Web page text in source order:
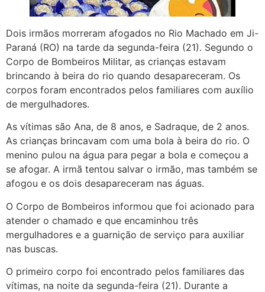
Dois irmãos morreram afogados no Rio Machado em Ji-
Paraná (RO) na tarde da segunda-feira (21). Segundo o
Corpo de Bombeiros Militar, as crianças estavam
brincando à beira do rio quando desapareceram. Os
corpos foram encontrados pelos familiares com auxílio
de mergulhadores.
As vítimas são Ana, de 8 anos, e Sadraque, de 2 anos.
As crianças brincavam com uma bola à beira do rio. O
menino pulou na água para pegar a bola e começou a
se afogar. A irmã tentou salvar o irmão, mas também se
afogou e os dois desapareceram nas águas.
O Corpo de Bombeiros informou que foi acionado para
atender o chamado e que encaminhou três
mergulhadores e a guarnição de serviço para auxiliar
nas buscas.
O primeiro corpo foi encontrado pelos familiares das
vítimas, na noite da segunda-feira (21). Durante a